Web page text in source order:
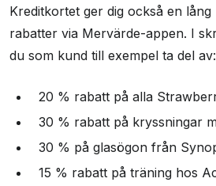
Kreditkortet ger dig också en
rabatter via Mervärde-appen. I
du som kund till exempel ta del av:
20 % rabatt på alla
30 % rabatt på kryssningar
30 % på glasögon från
15 % rabatt på träning hos